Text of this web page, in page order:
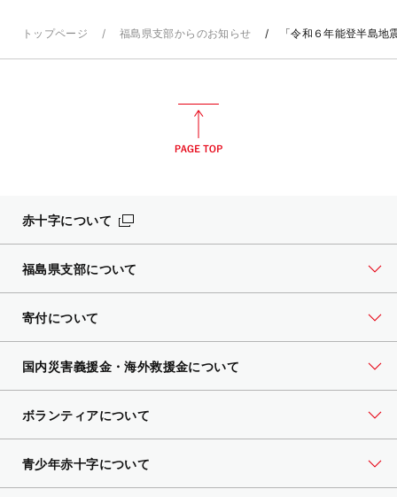
トップページ 福島県支部からのお知らせ 「令和６年能登半島
赤十字について
福島県支部について
寄付について
国内災害義援金・海外救援金について
ボランティアについて
青少年赤十字について